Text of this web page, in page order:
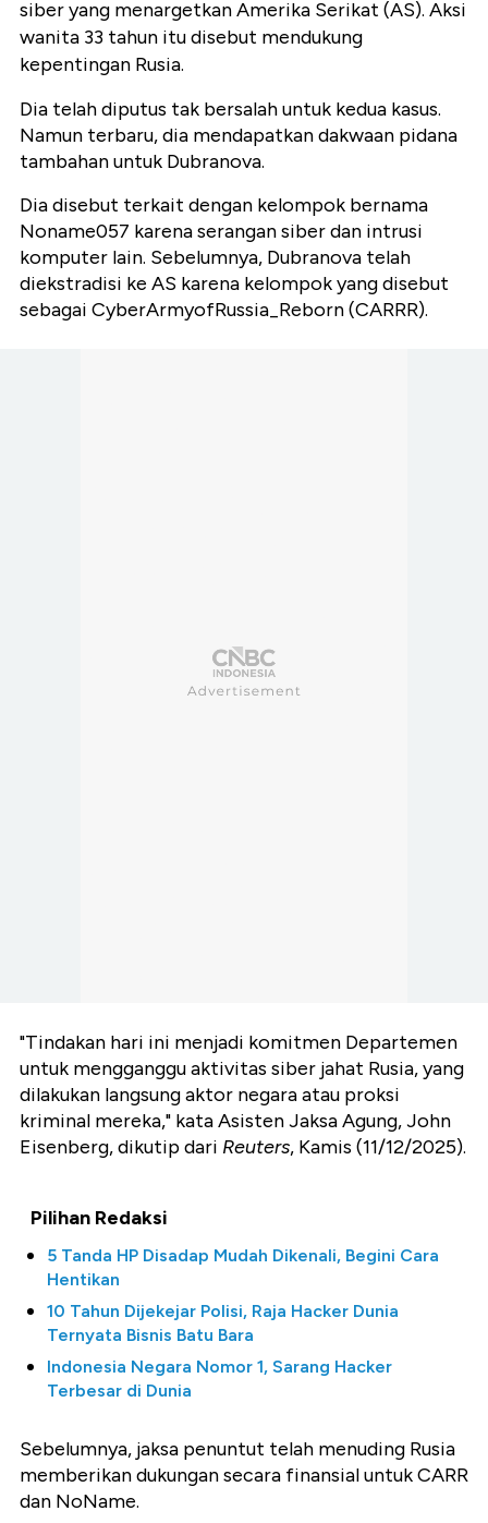
siber yang menargetkan Amerika Serikat (AS). Aksi
wanita 33 tahun itu disebut mendukung
kepentingan Rusia.
Dia telah diputus tak bersalah untuk kedua kasus.
Namun terbaru, dia mendapatkan dakwaan pidana
tambahan untuk Dubranova.
Dia disebut terkait dengan kelompok bernama
Noname057 karena serangan siber dan intrusi
komputer lain. Sebelumnya, Dubranova telah
diekstradisi ke AS karena kelompok yang disebut
sebagai CyberArmyofRussia_Reborn (CARRR).
"Tindakan hari ini menjadi komitmen Departemen
untuk mengganggu aktivitas siber jahat Rusia, yang
dilakukan langsung aktor negara atau proksi
kriminal mereka," kata Asisten Jaksa Agung, John
Eisenberg, dikutip dari Reuters, Kamis (11/12/2025).
Pilihan Redaksi
5 Tanda HP Disadap Mudah Dikenali, Begini Cara
Hentikan
10 Tahun Dijekejar Polisi, Raja Hacker Dunia
Ternyata Bisnis Batu Bara
Indonesia Negara Nomor 1, Sarang Hacker
Terbesar di Dunia
Sebelumnya, jaksa penuntut telah menuding Rusia
memberikan dukungan secara finansial untuk CARR
dan NoName.